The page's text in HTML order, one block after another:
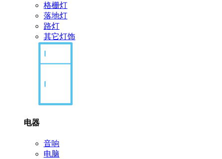
格栅灯
落地灯
路灯
其它灯饰
电器
音响
电脑